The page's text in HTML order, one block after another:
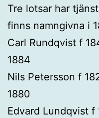
Tre lotsar har
finns namngivna i
Carl Rundqvist f
1884
Nils Petersson f
1880
Edvard Lundqvist f